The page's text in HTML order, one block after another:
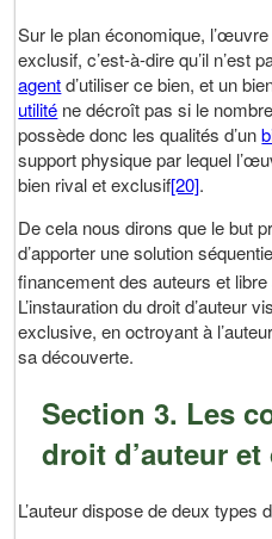
Sur le plan économique,
exclusif, c’est-à-dire qu’il n’est
agentd’utiliser ce bien, et un
utilité ne décroît pas si le
possède donc les qualités d’un
support physique par lequel
bien rival et exclusif[20].
De cela nous dirons que le but
d’apporter une solution
financement des auteurs et
L’instauration du droit d’auteur
exclusive, en octroyant à
sa découverte.
Section 3. Les
droit d’auteur
L’auteur dispose de deux types